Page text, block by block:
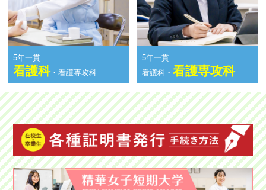
5年一貫
看護科・看護専攻科
5年一貫
看護科・看護専攻科